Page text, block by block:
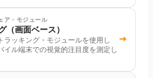
ア・モジュール
（画面ベース）
ラッキング・モジュールを使用し
イル端末での視覚的注目度を測定し
→